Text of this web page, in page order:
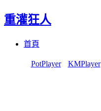
重灌狂人
首頁
PotPlayer KMPlayer